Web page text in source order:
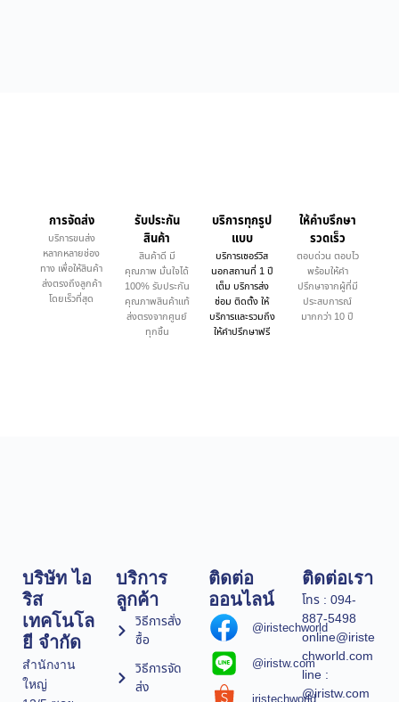
การจัดส่ง
บริการขนส่ง
หลากหลายช่อง
ทาง เพื่อให้สินค้า
ส่งตรงถึงลูกค้า
โดยเร็วที่สุด
รับประกัน
สินค้า
สินค้าดี มี
คุณภาพ มั่นใจได้
100% รับประกัน
คุณภาพสินค้าแท้
ส่งตรงจากศูนย์
ทุกชิ้น
บริการทุกรูป
แบบ
บริการเซอร์วิส
นอกสถานที่ 1 ปี
เต็ม บริการส่ง
ซ่อม ติดตั้ง ให้
บริการและรวมถึง
ให้คำปรึกษาฟรี
ให้คำบรึกษา
รวดเร็ว
ตอบด่วน ตอบไว
พร้อมให้คำ
ปรึกษาจากผู้ที่มี
ประสบการณ์
มากกว่า 10 ปี
บริษัท ไอ
ริส
เทคโนโล
ยี จำกัด
สำนักงาน
ใหญ่
บริการ
ลูกค้า
วิธีการสั่ง
ซื้อ
วิธีการจัด
ส่ง
ติดต่อ
ออนไลน์
@iristechworld
@iristw.com
ติดต่อเรา
โทร : 094-
887-5498
online@iriste
chworld.com
line :
@iristw.com